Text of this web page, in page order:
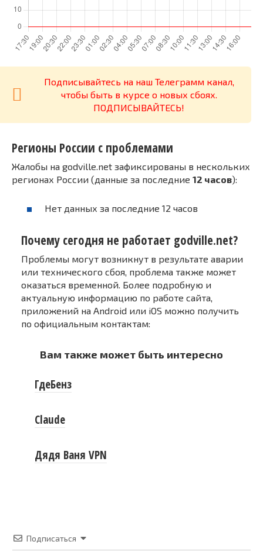
Подписывайтесь на наш Телеграмм канал,
чтобы быть в курсе о новых сбоях.
ПОДПИСЫВАЙТЕСЬ!
Регионы России с проблемами
Жалобы на godville.net зафиксированы в нескольких
регионах России (данные за последние 12 часов):
Нет данных за последние 12 часов
Почему сегодня не работает godville.net?
Проблемы могут возникнут в результате аварии
или технического сбоя, проблема также может
оказаться временной. Более подробную и
актуальную информацию по работе сайта,
приложений на Android или iOS можно получить
по официальным контактам:
Вам также может быть интересно
ГдеБенз
Claude
Дядя Ваня VPN
Подписаться